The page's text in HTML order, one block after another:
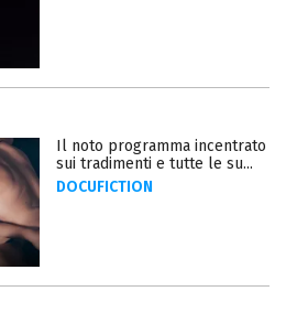
Il noto programma incentrato
sui tradimenti e tutte le su...
DOCUFICTION